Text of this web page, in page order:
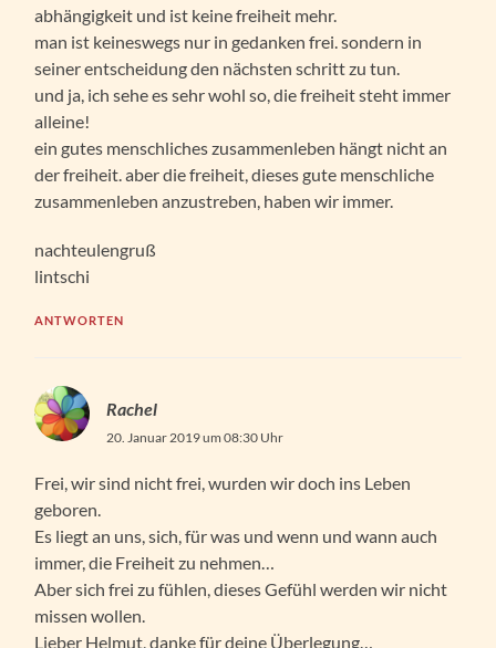
abhängigkeit und ist keine freiheit mehr.
man ist keineswegs nur in gedanken frei. sondern in
seiner entscheidung den nächsten schritt zu tun.
und ja, ich sehe es sehr wohl so, die freiheit steht immer
alleine!
ein gutes menschliches zusammenleben hängt nicht an
der freiheit. aber die freiheit, dieses gute menschliche
zusammenleben anzustreben, haben wir immer.
nachteulengruß
lintschi
ANTWORTEN
Rachel
20. Januar 2019 um 08:30 Uhr
Frei, wir sind nicht frei, wurden wir doch ins Leben
geboren.
Es liegt an uns, sich, für was und wenn und wann auch
immer, die Freiheit zu nehmen…
Aber sich frei zu fühlen, dieses Gefühl werden wir nicht
missen wollen.
Lieber Helmut, danke für deine Überlegung…